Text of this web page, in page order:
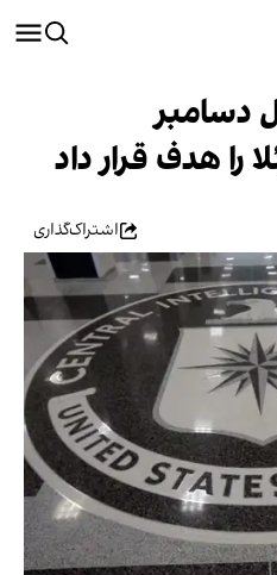
دسامبر
را هدف قرار داد
اشتراک‌گذاری